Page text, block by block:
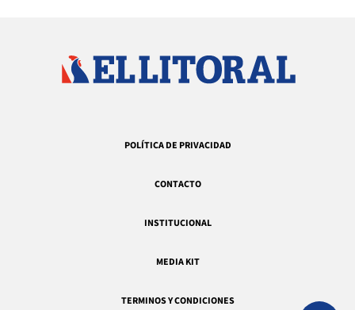
POLÍTICA DE PRIVACIDAD
CONTACTO
INSTITUCIONAL
MEDIA KIT
TERMINOS Y CONDICIONES